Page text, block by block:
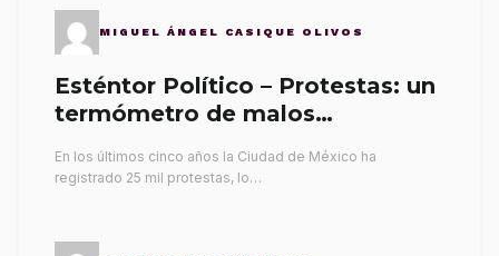
MIGUEL ÁNGEL CASIQUE OLIVOS
Esténtor Político – Protestas: un
termómetro de malos
En los últimos cinco años la Ciudad de México ha
registrado 25 mil protestas, lo…